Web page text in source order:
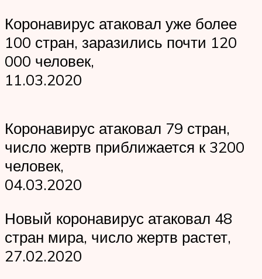
Коронавирус атаковал уже более
100 стран, заразились почти 120
000 человек,
11.03.2020
Коронавирус атаковал 79 стран,
число жертв приближается к 3200
человек,
04.03.2020
Новый коронавирус атаковал 48
стран мира, число жертв растет,
27.02.2020